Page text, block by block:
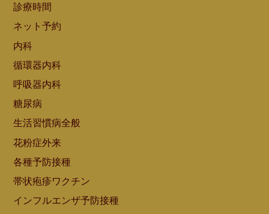
診療時間
ネット予約
内科
循環器内科
呼吸器内科
糖尿病
生活習慣病全般
花粉症外来
各種予防接種
帯状疱疹ワクチン
インフルエンザ予防接種